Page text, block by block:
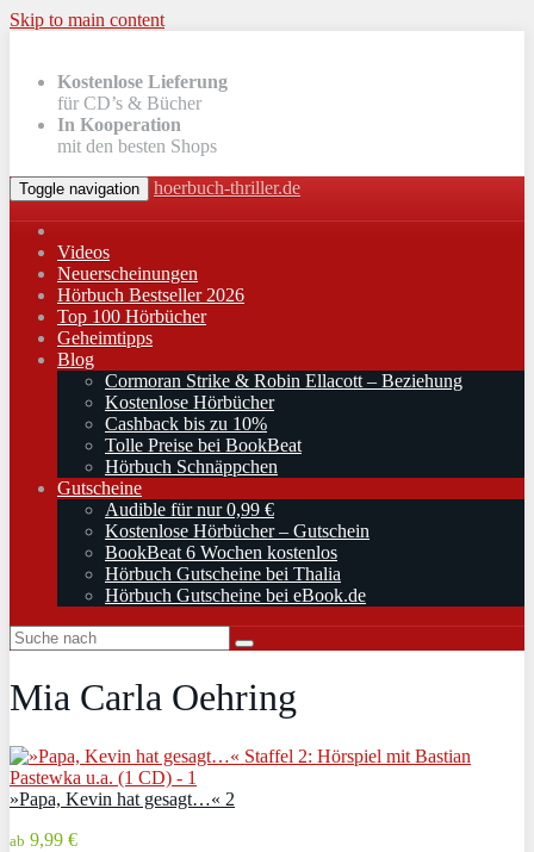
Skip to main content
Kostenlose Lieferung
für CD’s & Bücher
In Kooperation
mit den besten Shops
Toggle navigation hoerbuch-thriller.de
Videos
Neuerscheinungen
Hörbuch Bestseller 2026
Top 100 Hörbücher
Geheimtipps
Blog
Cormoran Strike & Robin Ellacott – Beziehung
Kostenlose Hörbücher
Cashback bis zu 10%
Tolle Preise bei BookBeat
Hörbuch Schnäppchen
Gutscheine
Audible für nur 0,99 €
Kostenlose Hörbücher – Gutschein
BookBeat 6 Wochen kostenlos
Hörbuch Gutscheine bei Thalia
Hörbuch Gutscheine bei eBook.de
Mia Carla Oehring
»Papa, Kevin hat gesagt…« 2
ab 9,99 €